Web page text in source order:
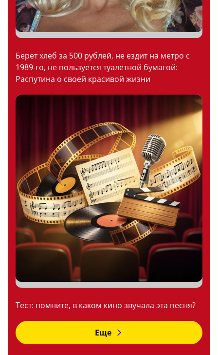
Берет хлеб за 500 рублей, не ездит на метро с
1989-го, не пользуется туалетной бумагой:
Распутина о своей красивой жизни
Тест: помните, в каком кино звучала эта песня?
Еще